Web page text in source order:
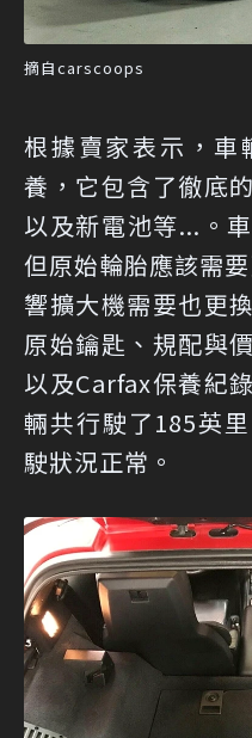
摘自carscoops
根據賣家表示，車
養，它包含了徹底
以及新電池等...。
但原始輪胎應該需
響擴大機需要也更
原始鑰匙、規配與
以及Carfax保養紀
輛共行駛了185英
駛狀況正常。